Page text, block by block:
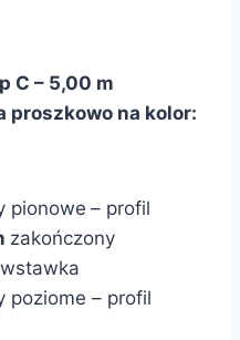
C – 5,00 m
proszkowo na kolor:
– profil
zakończony
– profil